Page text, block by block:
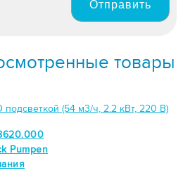
Отправить
товары
подсветкой (54 м3/ч, 2.2 кВт, 220 B)
Pumpen